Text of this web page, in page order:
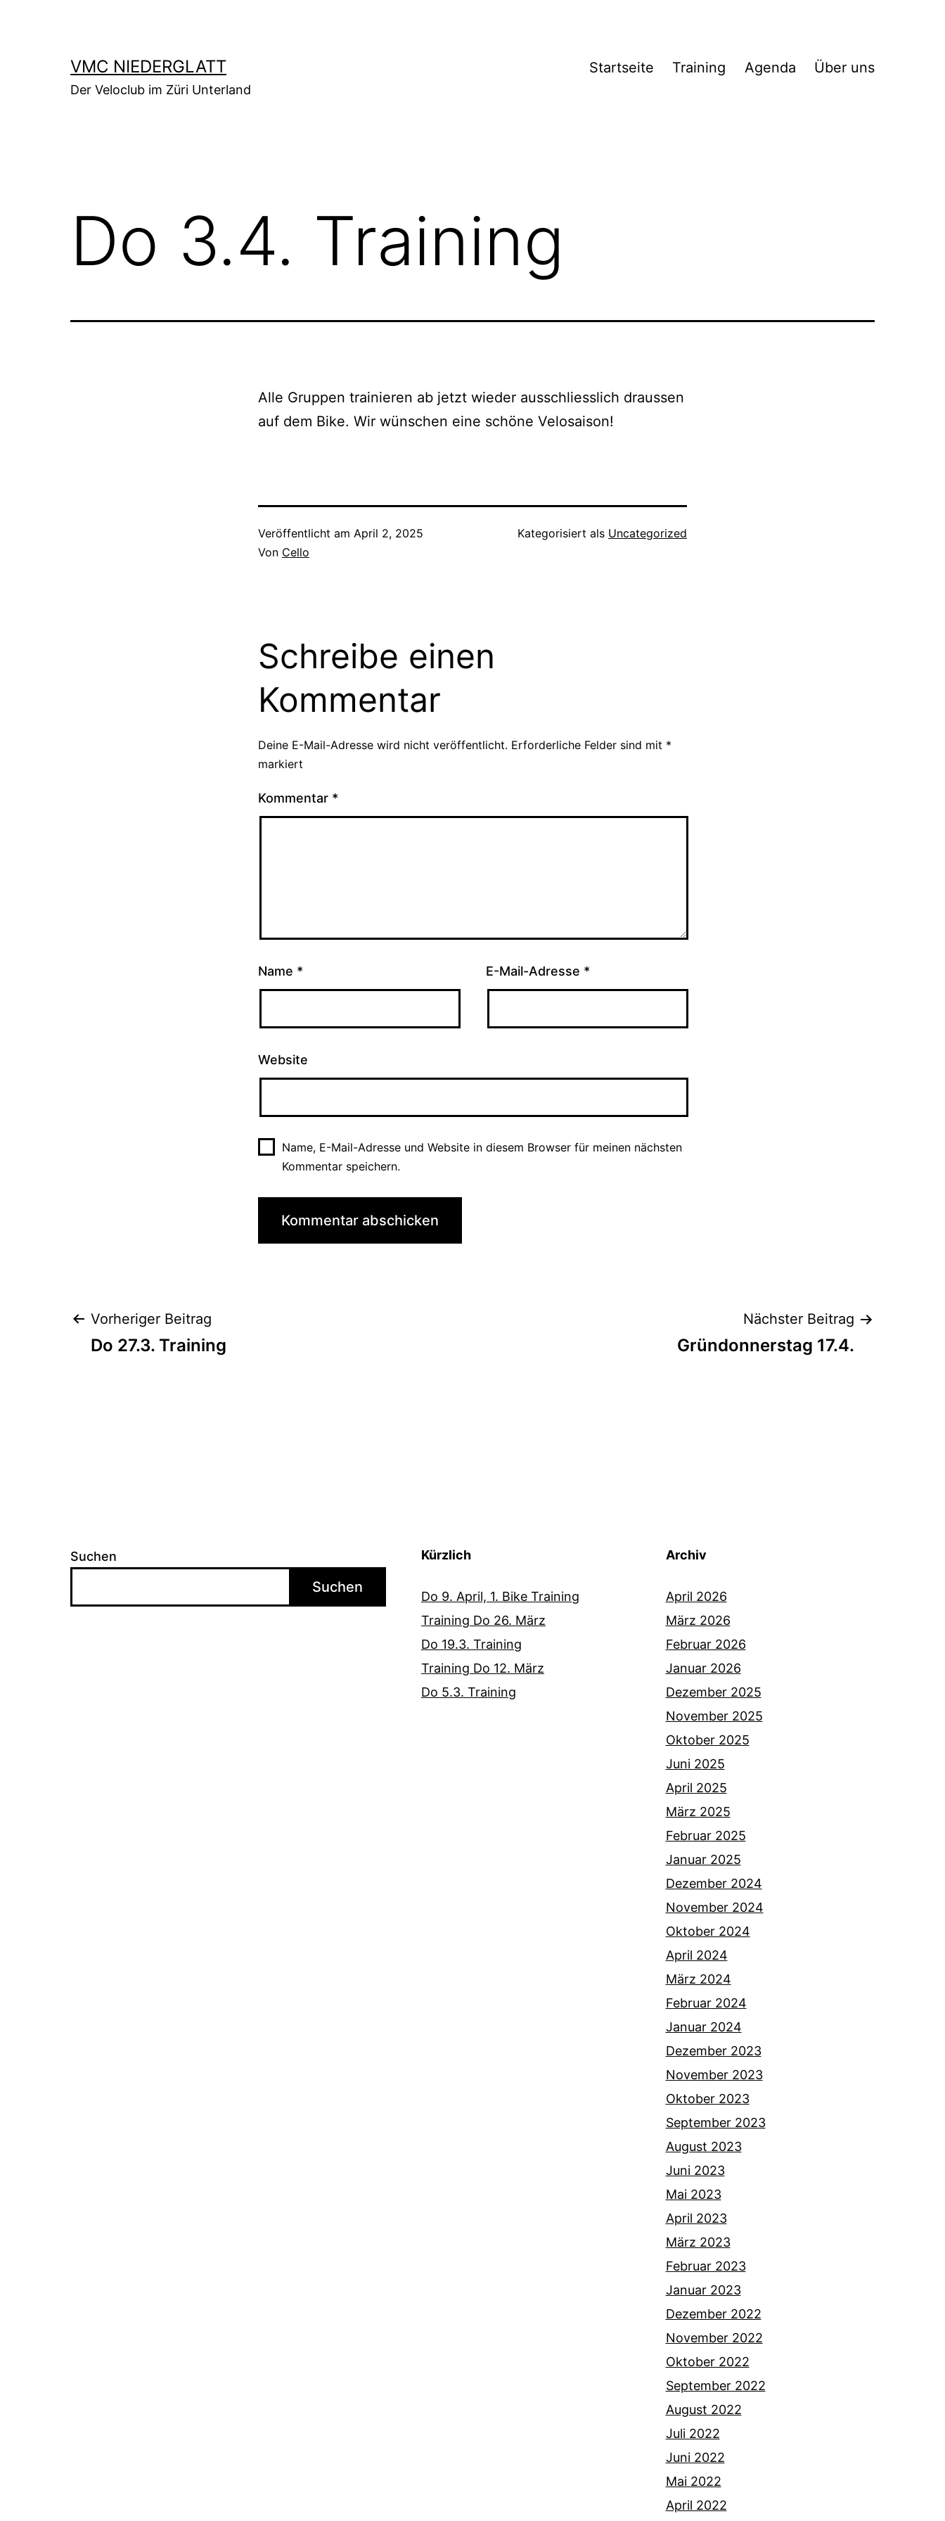
VMC NIEDERGLATT
Der Veloclub im Züri Unterland
Startseite Training Agenda Über uns
Do 3.4. Training
Alle Gruppen trainieren ab jetzt wieder ausschliesslich draussen
auf dem Bike. Wir wünschen eine schöne Velosaison!
Veröffentlicht am April 2, 2025
Von Cello
Kategorisiert als Uncategorized
Schreibe einen
Kommentar
Deine E-Mail-Adresse wird nicht veröffentlicht. Erforderliche Felder sind mit *
markiert
Kommentar *
Name * E-Mail-Adresse *
Website
Name, E-Mail-Adresse und Website in diesem Browser für meinen nächsten
Kommentar speichern.
Beitragsnavigation
Vorheriger Beitrag
Do 27.3. Training
Nächster Beitrag
Gründonnerstag 17.4.
Suchen
Suchen
Kürzlich
Do 9. April, 1. Bike Training
Training Do 26. März
Do 19.3. Training
Training Do 12. März
Do 5.3. Training
Archiv
April 2026
März 2026
Februar 2026
Januar 2026
Dezember 2025
November 2025
Oktober 2025
Juni 2025
April 2025
März 2025
Februar 2025
Januar 2025
Dezember 2024
November 2024
Oktober 2024
April 2024
März 2024
Februar 2024
Januar 2024
Dezember 2023
November 2023
Oktober 2023
September 2023
August 2023
Juni 2023
Mai 2023
April 2023
März 2023
Februar 2023
Januar 2023
Dezember 2022
November 2022
Oktober 2022
September 2022
August 2022
Juli 2022
Juni 2022
Mai 2022
April 2022